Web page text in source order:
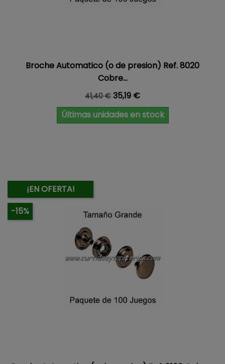
Broche Automatico (o de presion) Ref. 8020
Cobre...
Precio base
41,40 € Precio
35,19 €
Últimas unidades en stock
¡EN OFERTA!
-15%